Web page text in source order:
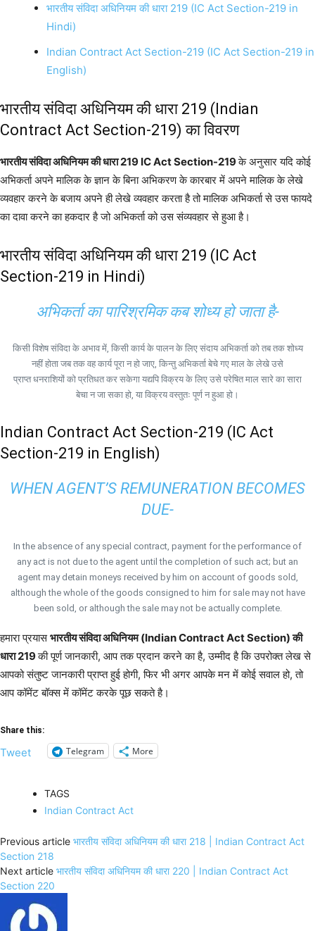
भारतीय संविदा अधिनियम की धारा 219 (IC Act Section-219 in
Hindi)
Indian Contract Act Section-219 (IC Act Section-219 in
English)
भारतीय संविदा अधिनियम की धारा 219 (Indian
Contract Act Section-219) का विवरण
भारतीय संविदा अधिनियम की धारा 219 IC Act Section-219के अनुसार यदि कोई
अभिकर्ता अपने मालिक के ज्ञान के बिना अभिकरण के कारबार में अपने मालिक के लेखे
व्यवहार करने के बजाय अपने ही लेखे व्यवहार करता है तो मालिक अभिकर्ता से उस फायदे
का दावा करने का हकदार है जो अभिकर्ता को उस संव्यवहार से हुआ है।
भारतीय संविदा अधिनियम की धारा 219 (IC Act
Section-219 in Hindi)
अभिकर्ता का पारिश्रमिक कब शोध्य हो जाता है-
किसी विशेष संविदा के अभाव में, किसी कार्य के पालन के लिए संदाय अभिकर्ता को तब तक शोध्य
नहीं होता जब तक वह कार्य पूरा न हो जाए, किन्तु अभिकर्ता बेचे गए माल के लेखे उसे
प्राप्त धनराशियों को प्रतिधत कर सकेगा यद्यपि विक्रय के लिए उसे परेषित माल सारे का सारा
बेचा न जा सका हो, या विक्रय वस्तुतः पूर्ण न हुआ हो।
Indian Contract Act Section-219 (IC Act
Section-219 in English)
WHEN AGENT’S REMUNERATION BECOMES
DUE-
In the absence of any special contract, payment for the performance of
any act is not due to the agent until the completion of such act; but an
agent may detain moneys received by him on account of goods sold,
although the whole of the goods consigned to him for sale may not have
been sold, or although the sale may not be actually complete.
हमारा प्रयासभारतीय संविदा अधिनियम (Indian Contract Act Section) की
धारा 219की पूर्ण जानकारी, आप तक प्रदान करने का है, उम्मीद है कि उपरोक्त लेख से
आपको संतुष्ट जानकारी प्राप्त हुई होगी, फिर भी अगर आपके मन में कोई सवाल हो, तो
आप कॉमेंट बॉक्स में कॉमेंट करके पूछ सकते है।
Share this:
Tweet Telegram More
TAGS
Indian Contract Act
Previous article भारतीय संविदा अधिनियम की धारा 218 | Indian Contract Act
Section 218
Next article भारतीय संविदा अधिनियम की धारा 220 | Indian Contract Act
Section 220